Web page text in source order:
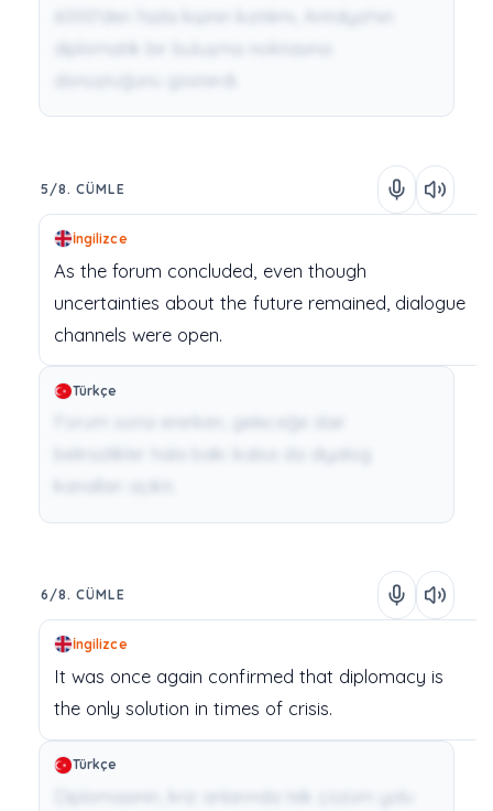
5/8. CÜMLE
İngilizce
As the forum concluded, even though
uncertainties about the future remained, dialogue
channels were open.
Türkçe
6/8. CÜMLE
İngilizce
It was once again confirmed that diplomacy is
the only solution intimes of crisis.
Türkçe
Diplomasinin, kriz anlarında tek çözüm yolu